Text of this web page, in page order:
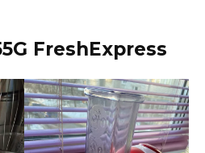
FreshExpress